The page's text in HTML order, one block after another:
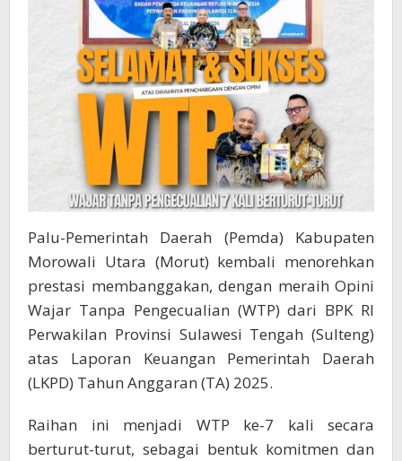
Palu-Pemerintah Daerah (Pemda) Kabupaten
Morowali Utara (Morut) kembali menorehkan
prestasi membanggakan, dengan meraih Opini
Wajar Tanpa Pengecualian (WTP) dari BPK RI
Perwakilan Provinsi Sulawesi Tengah (Sulteng)
atas Laporan Keuangan Pemerintah Daerah
(LKPD) Tahun Anggaran (TA) 2025.
Raihan ini menjadi WTP ke-7 kali secara
berturut-turut, sebagai bentuk komitmen dan